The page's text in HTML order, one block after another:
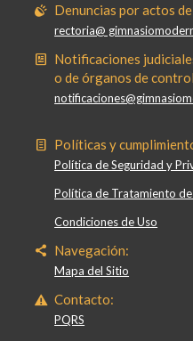
Denuncias por actos
rectoria@
Notificaciones
o de órganos de
Políticas y
Política de Seguridad y
Política de Tratamiento
Condiciones de Uso
Navegación:
Mapa del Sitio
Contacto:
PQRS